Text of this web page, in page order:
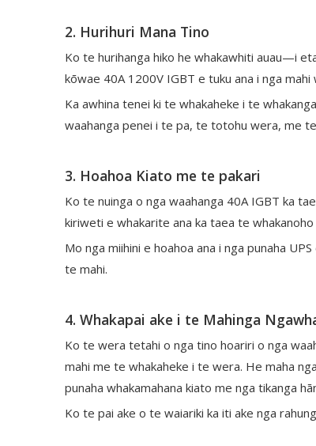
2. Hurihuri Mana Tino
Ko te hurihanga hiko he whakawhiti auau—i
kōwae 40A 1200V IGBT e tuku ana i nga
Ka awhina tenei ki te whakaheke i te
waahanga penei i te pa, te totohu wera, me
3. Hoahoa Kiato me te pakari
Ko te nuinga o nga waahanga 40A IGBT ka
kiriweti e whakarite ana ka taea te
Mo nga miihini e hoahoa ana i nga punaha
te mahi.
4. Whakapai ake i te Mahinga
Ko te wera tetahi o nga tino hoariri o nga
mahi me te whakaheke i te wera. He maha
punaha whakamahana kiato me nga tikanga
Ko te pai ake o te waiariki ka iti ake nga